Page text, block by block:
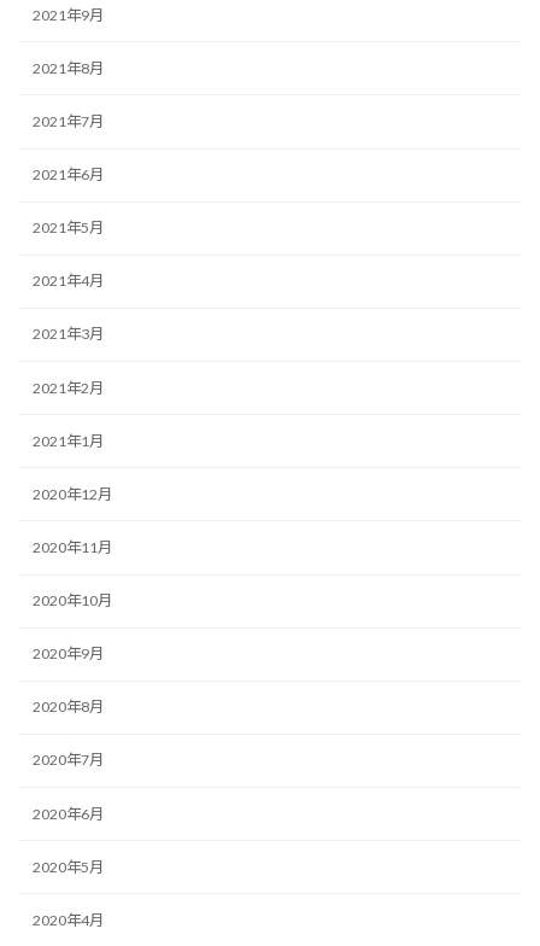
2021年9月
2021年8月
2021年7月
2021年6月
2021年5月
2021年4月
2021年3月
2021年2月
2021年1月
2020年12月
2020年11月
2020年10月
2020年9月
2020年8月
2020年7月
2020年6月
2020年5月
2020年4月